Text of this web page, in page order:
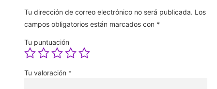
Tu dirección de correo electrónico no será publicada. Los
campos obligatorios están marcados con *
Tu puntuación
Tu valoración *